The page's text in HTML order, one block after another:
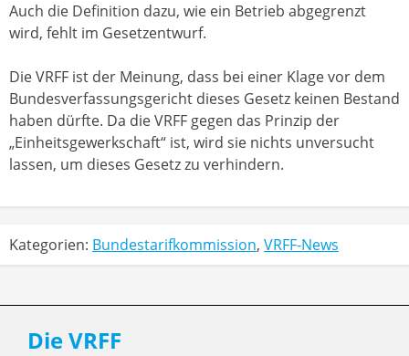
Auch die Definition dazu, wie ein Betrieb abgegrenzt
wird, fehlt im Gesetzentwurf.
Die VRFF ist der Meinung, dass bei einer Klage vor dem
Bundesverfassungsgericht dieses Gesetz keinen Bestand
haben dürfte. Da die VRFF gegen das Prinzip der
„Einheitsgewerkschaft“ ist, wird sie nichts unversucht
lassen, um dieses Gesetz zu verhindern.
Kategorien: Bundestarifkommission, VRFF-News
Die VRFF